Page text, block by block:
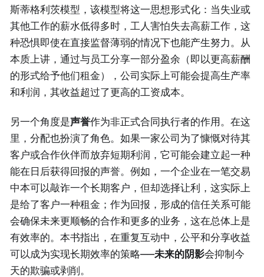
斯蒂格利茨模型，该模型将这一思想形式化：当失业或
其他工作的薪水低得多时，工人害怕失去高薪工作，这
种恐惧即使在直接监督薄弱的情况下也能产生努力。从
本质上讲，通过与员工分享一部分盈余（即以更高薪酬
的形式给予他们租金），公司实际上可能会提高生产率
和利润，其收益超过了更高的工资成本。
另一个角度是声誉作为非正式合同执行者的作用。在这
里，分配也扮演了角色。如果一家公司为了慷慨对待其
客户或合作伙伴而放弃短期利润，它可能会建立起一种
能在日后获得回报的声誉。例如，一个企业在一笔交易
中本可以敲诈一个长期客户，但却选择让利，这实际上
是给了客户一种租金；作为回报，形成的信任关系可能
会确保未来更顺畅的合作和更多的业务，这在总体上是
有效率的。本书指出，在重复互动中，公平和分享收益
可以成为实现长期效率的策略——未来的阴影会抑制今
天的欺骗或剥削。